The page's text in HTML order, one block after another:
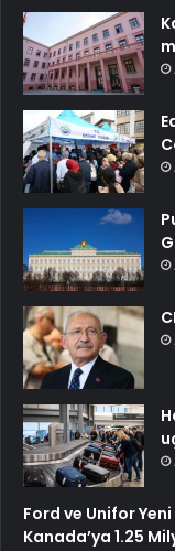
Ford ve Unifor
Kanada’ya 1.25